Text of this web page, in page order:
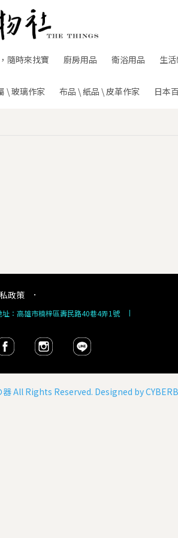
隨時來找寶 廚房用品 衛浴用品 生
\ 玻璃作家 布品 \ 紙品 \ 皮革作家 日本
政策
址：高雄市楠梓區壽民路40巷4弄1號
器All Rights Reserved. Designed by